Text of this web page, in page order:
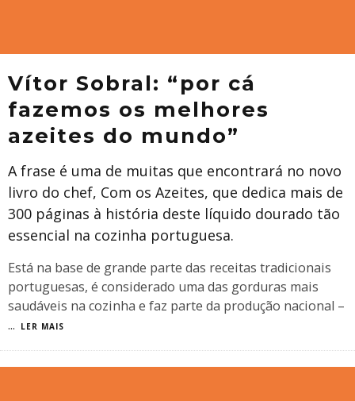
Vítor Sobral: “por cá
fazemos os melhores
azeites do mundo”
A frase é uma de muitas que encontrará no novo
livro do chef, Com os Azeites, que dedica mais de
300 páginas à história deste líquido dourado tão
essencial na cozinha portuguesa.
Está na base de grande parte das receitas tradicionais
portuguesas, é considerado uma das gorduras mais
saudáveis na cozinha e faz parte da produção nacional –
...
LER MAIS